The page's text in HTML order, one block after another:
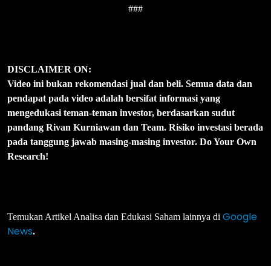
###
DISCLAIMER ON:
Video ini bukan rekomendasi jual dan beli. Semua data dan
pendapat pada video adalah bersifat informasi yang
mengedukasi teman-teman investor, berdasarkan sudut
pandang Rivan Kurniawan dan Team. Risiko investasi berada
pada tanggung jawab masing-masing investor. Do Your Own
Research!
Temukan Artikel Analisa dan Edukasi Saham lainnya di Google
News.